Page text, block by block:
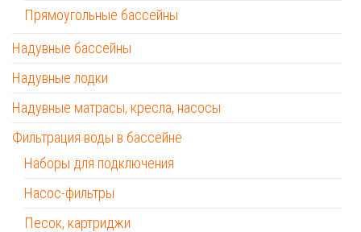
Прямоугольные бассейны
Надувные бассейны
Надувные лодки
Надувные матрасы, кресла, насосы
Фильтрация воды в бассейне
Наборы для подключения
Насос-фильтры
Песок, картриджи